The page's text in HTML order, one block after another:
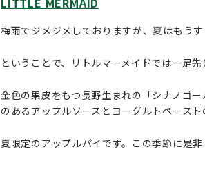
梅雨でジメジメしておりますが、夏はもうす
ということで、リトルマーメイドでは一足
金色の果皮をもつ長野生まれの「シナノゴ
のあるアップルソースとヨーグルトペース
夏限定のアップルパイです。この季節に是非